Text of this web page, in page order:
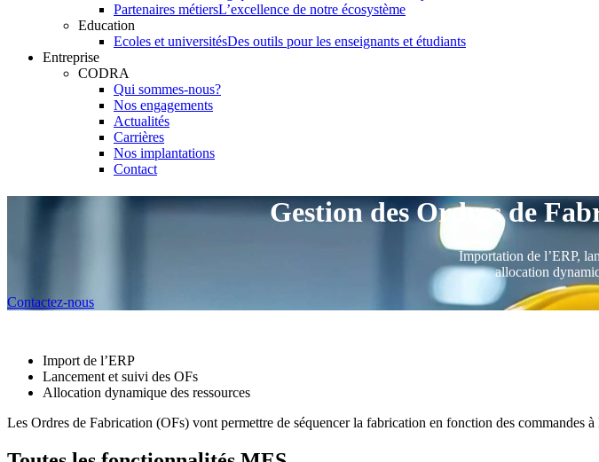
Partenaires métiersL’excellence de notre écosystème
Education
Ecoles et universitésDes outils pour les enseignants et étudiants
Entreprise
CODRA
Qui sommes-nous?
Nos engagements
Actualités
Carrières
Nos implantations
Contact
Gestion des Ordres de
Importation de l’ERP,
allocation
Contactez-nous
Import de l’ERP
Lancement et suivi des OFs
Allocation dynamique des ressources
Les Ordres de Fabrication (OFs) vont permettre de séquencer la fabrication en fonction des commandes à